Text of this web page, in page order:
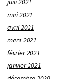
juin 2021
mai 2021
avril 2021
mars 2021
février 2021
janvier 2021